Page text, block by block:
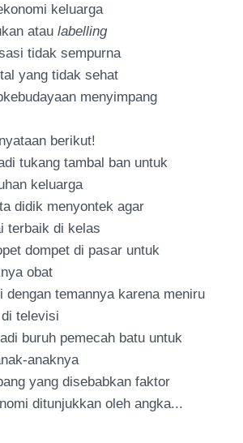
keluarga
atau labelling
tidak sempurna
yang tidak sehat
menyimpang
berikut!
tukang tambal ban untuk
keluarga
didik menyontek agar
terbaik di kelas
dompet di pasar untuk
obat
dengan temannya karena meniru
televisi
buruh pemecah batu untuk
anaknya
yang disebabkan faktor
ditunjukkan oleh angka...